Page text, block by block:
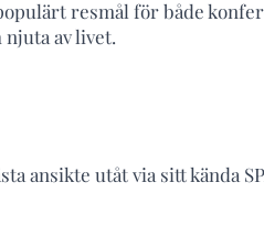
resmål för både
njuta av livet.
ansikte utåt via sitt kända